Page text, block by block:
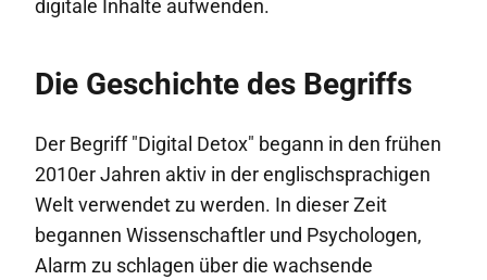
digitale Inhalte aufwenden.
Die Geschichte des Begriffs
Der Begriff "Digital Detox" begann in den frühen
2010er Jahren aktiv in der englischsprachigen
Welt verwendet zu werden. In dieser Zeit
begannen Wissenschaftler und Psychologen,
Alarm zu schlagen über die wachsende